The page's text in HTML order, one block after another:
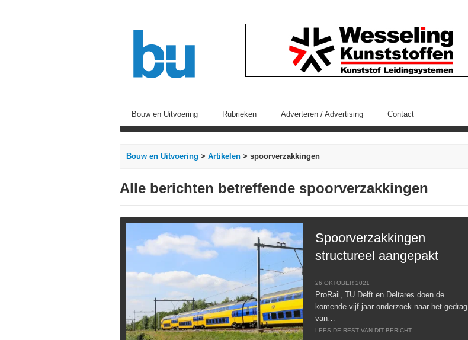
Bouw en Uitvoering Rubrieken Adverteren / Advertising Contact
Bouw en Uitvoering > Artikelen > spoorverzakkingen
Alle berichten betreffende spoorverzakkingen
Spoorverzakkingen
structureel aangepakt
26 OKTOBER 2021
ProRail, TU Delft en Deltares doen de
komende vijf jaar onderzoek naar het gedrag
van…
LEES DE REST VAN DIT BERICHT